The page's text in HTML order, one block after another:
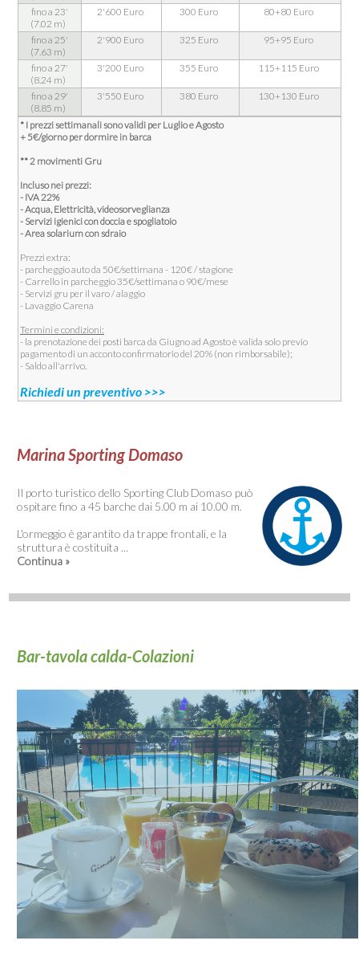
fino a 23'
(7.02 m)
2'600 Euro 300 Euro 80+80 Euro
fino a 25'
(7.63 m)
2'900 Euro 325 Euro 95+95 Euro
fino a 27'
(8.24 m)
3'200 Euro 355 Euro 115+115 Euro
fino a 29'
(8.85 m)
3'550 Euro 380 Euro 130+130 Euro
* I prezzi settimanali sono validi per Luglio e Agosto
+ 5€/giorno per dormire in barca
** 2 movimenti Gru
Incluso nei prezzi:
- IVA 22%
- Acqua, Elettricità, videosorveglianza
- Servizi igienici con doccia e spogliatoio
- Area solarium con sdraio
Prezzi extra:
- parcheggio auto da 50€/settimana - 120€ / stagione
- Carrello in parcheggio 35€/settimana o 90€/mese
- Servizi gru per il varo / alaggio
- Lavaggio Carena
Termini e condizioni:
- la prenotazione dei posti barca da Giugno ad Agosto è valida solo previo
pagamento di un acconto confirmatorio del 20% (non rimborsabile);
- Saldo all'arrivo.
Richiedi un preventivo >>>
Marina Sporting Domaso
Il porto turistico dello Sporting Club Domaso può
ospitare fino a 45 barche dai 5.00 m ai 10.00 m.
L'ormeggio è garantito da trappe frontali, e la
struttura è costituita ...
Continua »
Bar-tavola calda-Colazioni